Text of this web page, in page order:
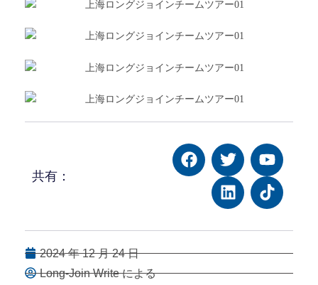
共有：
2024 年 12 月 24 日
Long-Join Write による